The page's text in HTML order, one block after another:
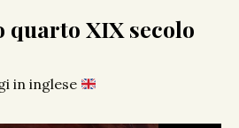
XIX secolo
in inglese